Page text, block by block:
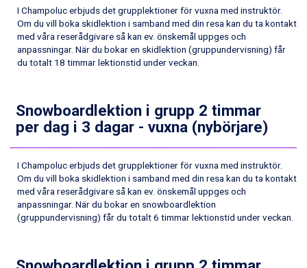
Ponte di Legno från 7.395 kr.
Sauze dOulx från 6.145 kr.
Alleghe från 8.545 kr.
Bad Gastein från 6.295 kr.
Arabba från 11.045 kr.
Sölden från 12.995 kr.
Passo Tonale från 5.895 kr.
Saalbach från 9.445 kr.
Champoluc från 5.945 kr.
Sestriere från 6.945 kr.
Ischgl från 11.295 kr.
Wagrain från 7.095 kr.
St. Anton från 11.245 kr.
I Champoluc erbjuds det grupplektioner för vuxna med instruktör.
Om du vill boka skidlektion i samband med din resa kan du ta kontakt
med våra reserådgivare så kan ev. önskemål uppges och
anpassningar. När du bokar en skidlektion (gruppundervisning) får
du totalt 18 timmar lektionstid under veckan.
Snowboardlektion i grupp 2 timmar
per dag i 3 dagar - vuxna (nybörjare)
I Champoluc erbjuds det grupplektioner för vuxna med instruktör.
Om du vill boka skidlektion i samband med din resa kan du ta kontakt
med våra reserådgivare så kan ev. önskemål uppges och
anpassningar. När du bokar en snowboardlektion
(gruppundervisning) får du totalt 6 timmar lektionstid under veckan.